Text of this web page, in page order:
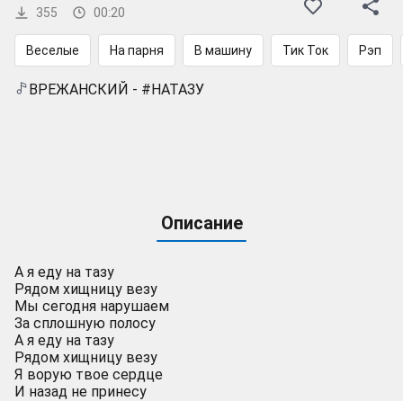
355 00:20
Веселые На парня В машину Тик Ток Рэп
ВРЕЖАНСКИЙ - #НАТАЗУ
Описание
А я еду на тазу
Рядом хищницу везу
Мы сегодня нарушаем
За сплошную полосу
А я еду на тазу
Рядом хищницу везу
Я ворую твое сердце
И назад не принесу